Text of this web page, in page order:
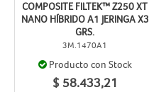
COMPOSITE FILTEK™ Z250 XT
NANO HÍBRIDO A1 JERINGA X3
GRS.
3M.1470A1
Producto con Stock
$ 58.433,21